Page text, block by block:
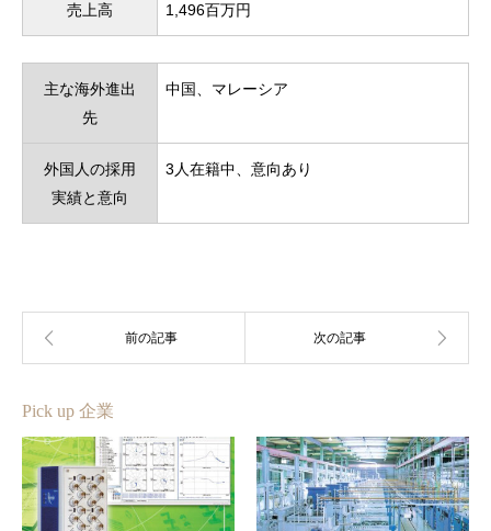
売上高 1,496百万円
主な海外進出
先
中国、マレーシア
外国人の採用
実績と意向
3人在籍中、意向あり
Pick up 企業